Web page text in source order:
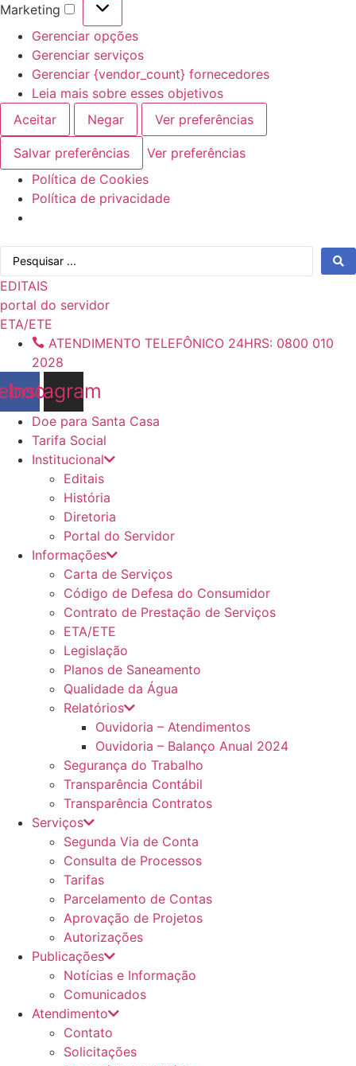
Marketing
Marketing
Gerenciar opções
Gerenciar serviços
Gerenciar {vendor_count} fornecedores
Leia mais sobre esses objetivos
Aceitar
Negar Ver preferências
Salvar preferências
Ver preferências
Política de Cookies
Política de privacidade
para
o
conteúdo
Pesquisar
EDITAIS
portal do servidor
ETA/ETE
ATENDIMENTO TELEFÔNICO 24HRS: 0800 010
2028
Instagram
Doe para Santa Casa
Tarifa Social
Institucional
Editais
História
Diretoria
Portal do Servidor
Informações
Carta de Serviços
Código de Defesa do Consumidor
Contrato de Prestação de Serviços
ETA/ETE
Legislação
Planos de Saneamento
Qualidade da Água
Relatórios
Ouvidoria – Atendimentos
Ouvidoria – Balanço Anual 2024
Segurança do Trabalho
Transparência Contábil
Transparência Contratos
Serviços
Segunda Via de Conta
Consulta de Processos
Tarifas
Parcelamento de Contas
Aprovação de Projetos
Autorizações
Publicações
Notícias e Informação
Comunicados
Atendimento
Contato
Solicitações